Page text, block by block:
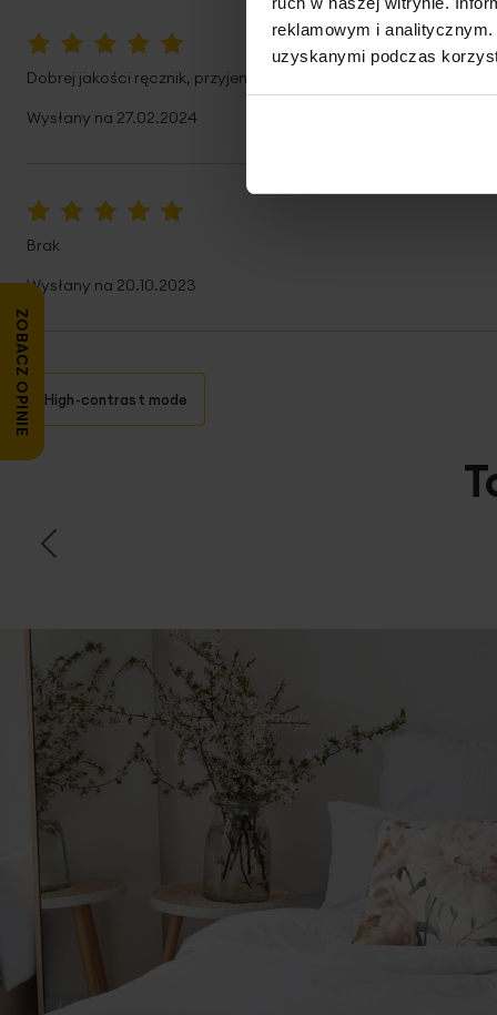
reklamowym i
uzyskanymi podczas
Dobrej jakości ręcznik, przyjemnym w dotyku.
Wysłany na 27.02.2024
Brak
Wysłany na 20.10.2023
High-contrast mode
ZOBACZ OPINIE